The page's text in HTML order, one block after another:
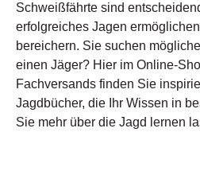
Schweißfährte sind
erfolgreiches Jagen
bereichern. Sie suchen
einen Jäger? Hier im Online-
Fachversands finden Sie
Jagdbücher, die Ihr Wissen in
Sie mehr über die Jagd lernen